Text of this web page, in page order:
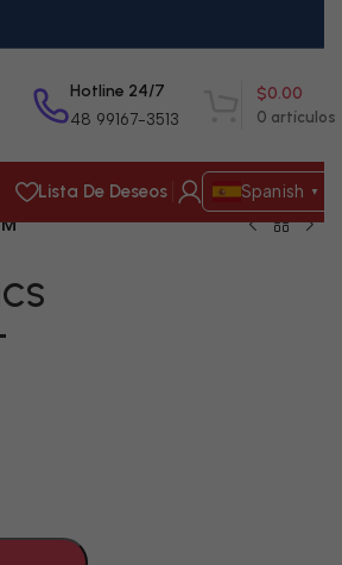
Hotline 24/7
48 99167-3513 0 artículos
$0.00
Lista De Deseos Spanish ▼